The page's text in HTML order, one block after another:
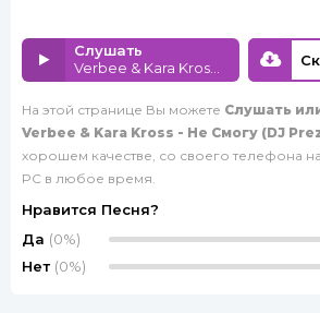
Слушать
На этой странице Вы можете Слушать
Verbee & Kara Kross - Не Смогу (DJ
хорошем качестве, со своего телефона
PC в любое время.
Нравится Песня?
Да (0%)
Нет (0%)